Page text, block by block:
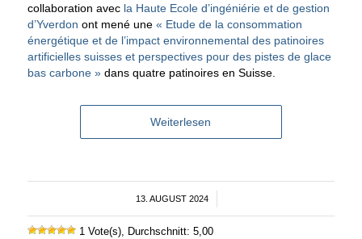
collaboration avec la Haute Ecole d’ingéniérie et de gestion
d’Yverdon ont mené une « Etude de la consommation
énergétique et de l’impact environnemental des patinoires
artificielles suisses et perspectives pour des pistes de glace
bas carbone »dans quatre patinoires en Suisse.
Weiterlesen
13. AUGUST 2024
/
1 Vote(s), Durchschnitt: 5,00